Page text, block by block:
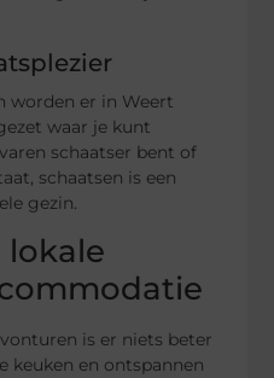
worden er in Weert
waar je kunt
schaatser bent of
schaatsen is een
gezin.
lokale
is er niets beter
keuken en ontspannen